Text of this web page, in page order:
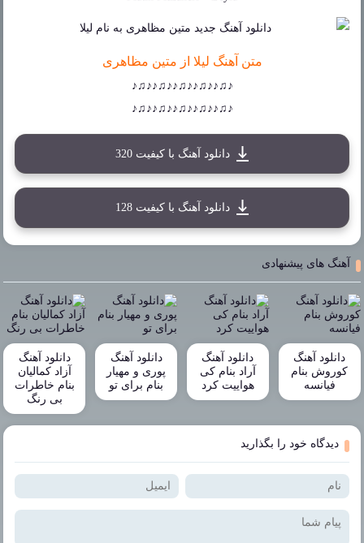
متن آهنگ لیلا از متین مظاهری
♪♫♪♪♫♪♪♫♪♪♫♪♪♫♪
♪♫♪♪♫♪♪♫♪♪♫♪♪♫♪
دانلود آهنگ با کیفیت 320
دانلود آهنگ با کیفیت 128
آهنگ های پیشنهادی
دانلود آهنگ
کوروش بنام
فیانسه
دانلود آهنگ
آراد بنام کی
هواییت کرد
دانلود آهنگ
پوری و مهیار
بنام برای تو
دانلود آهنگ
آزاد کمالیان
بنام خاطرات
بی رنگ
دیدگاه خود را بگذارید